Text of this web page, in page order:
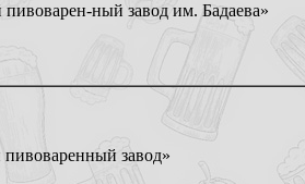
ный завод им. Бадаева»
завод»